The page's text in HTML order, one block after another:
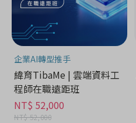
企業AI轉型推手
緯育TibaMe | 雲端資料工
程師在職遠距班
NT$ 52,000
NT$ 52,000